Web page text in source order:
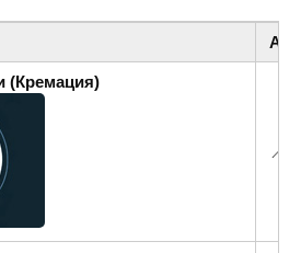
(Кремация)
📍